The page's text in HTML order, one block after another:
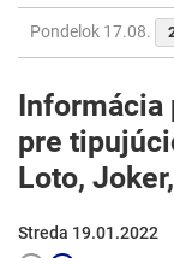
Pondelok 17.08.
Informácia
pre
Loto,
Streda 19.01.2022